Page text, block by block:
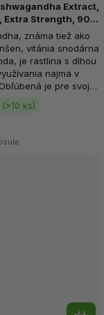
Extract,
Extra Strength, 90
kapsúl
(>10 ks)
známa tiež ako
vitánia snodárna
je rastlina s dlhou
najmä v
je pre svoje